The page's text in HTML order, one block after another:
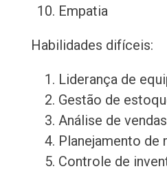
Empatia
Habilidades difíceis:
Liderança de
Gestão de
Análise de vendas
Planejamento de
Controle de